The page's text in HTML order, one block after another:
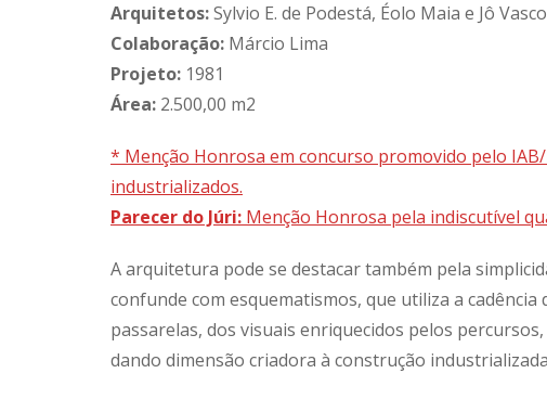
Arquitetos:Sylvio E. de Podestá, Éolo Maia e Jô
Colaboração: Márcio Lima
Projeto: 1981
Área: 2.500,00 m2
* Menção Honrosa em concurso promovido pelo
industrializados.
Parecer do Júri: Menção Honrosa pela indiscutível
A arquitetura pode se destacar também pela
confunde com esquematismos, que utiliza a cadência
passarelas, dos visuais enriquecidos pelos
dando dimensão criadora à construção